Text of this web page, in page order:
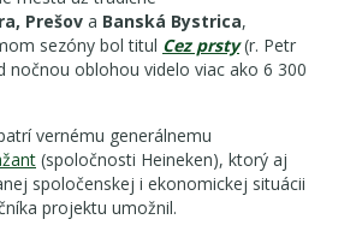
Prešov a Banská Bystrica,
sezóny bol titul Cez prsty(r. Petr
nočnou oblohou videlo viac ako 6 300
vernému generálnemu
(spoločnosti Heineken), ktorý aj
spoločenskej i ekonomickej situácii
projektu umožnil.